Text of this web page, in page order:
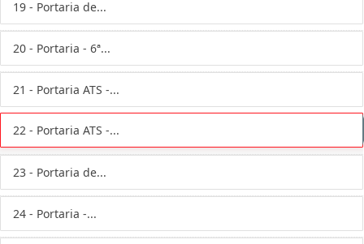
19 - Portaria de...
20 - Portaria - 6ª...
21 - Portaria ATS -...
22 - Portaria ATS -...
23 - Portaria de...
24 - Portaria -...